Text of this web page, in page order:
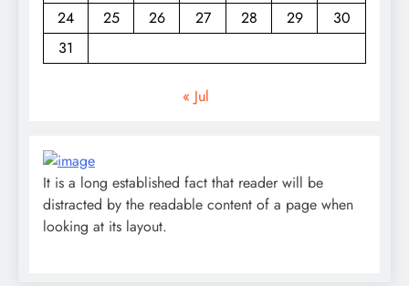
24
25 26 27 28 29
30
31
« Jul
It is a long established fact that reader will be
distracted by the readable content of a page when
looking at its layout.